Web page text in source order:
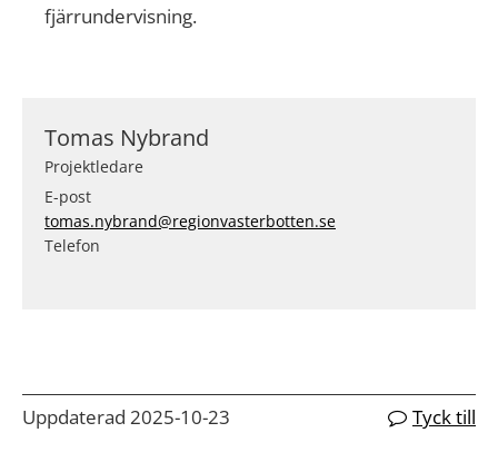
fjärrundervisning.
Tomas Nybrand
Projektledare
E-post
tomas.nybrand@regionvasterbotten.se
Telefon
Uppdaterad 2025-10-23 Tyck till